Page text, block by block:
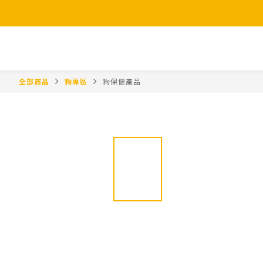
全部商品 狗專區 狗保健產品